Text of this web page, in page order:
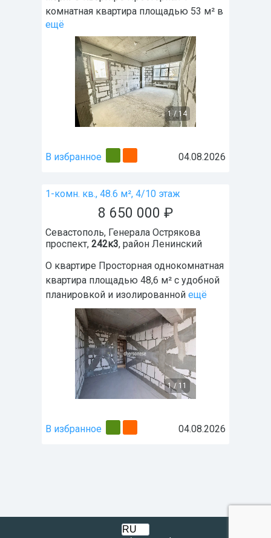
комнатная квартира площадью 53 м² в
ещё
1/ 14
В избранное 04.08.2026
1-комн. кв., 48.6 м², 4/10 этаж
8 650 000 ₽
Севастополь, Генерала Острякова
проспект, 242к3, район Ленинский
О квартире Просторная однокомнатная
квартира площадью 48,6 м² с удобной
планировкой и изолированной ещё
1/ 11
В избранное 04.08.2026